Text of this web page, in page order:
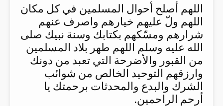
اللهم أصلح أحوال المسلمين في كل مكان
اللهم ولّ عليهم خيارهم واصرف عنهم
شرارهم ومسّكهم بكتابك وسنة نبيك صلى
الله عليه وسلم اللهم طهر بلاد المسلمين
من القبور والأضرحة التي تعبد من دونك
وارزقهم التوحيد الخالص من شوائب
الشرك والبدع والمحدثات برحمتك يا
أرحم الراحمين.